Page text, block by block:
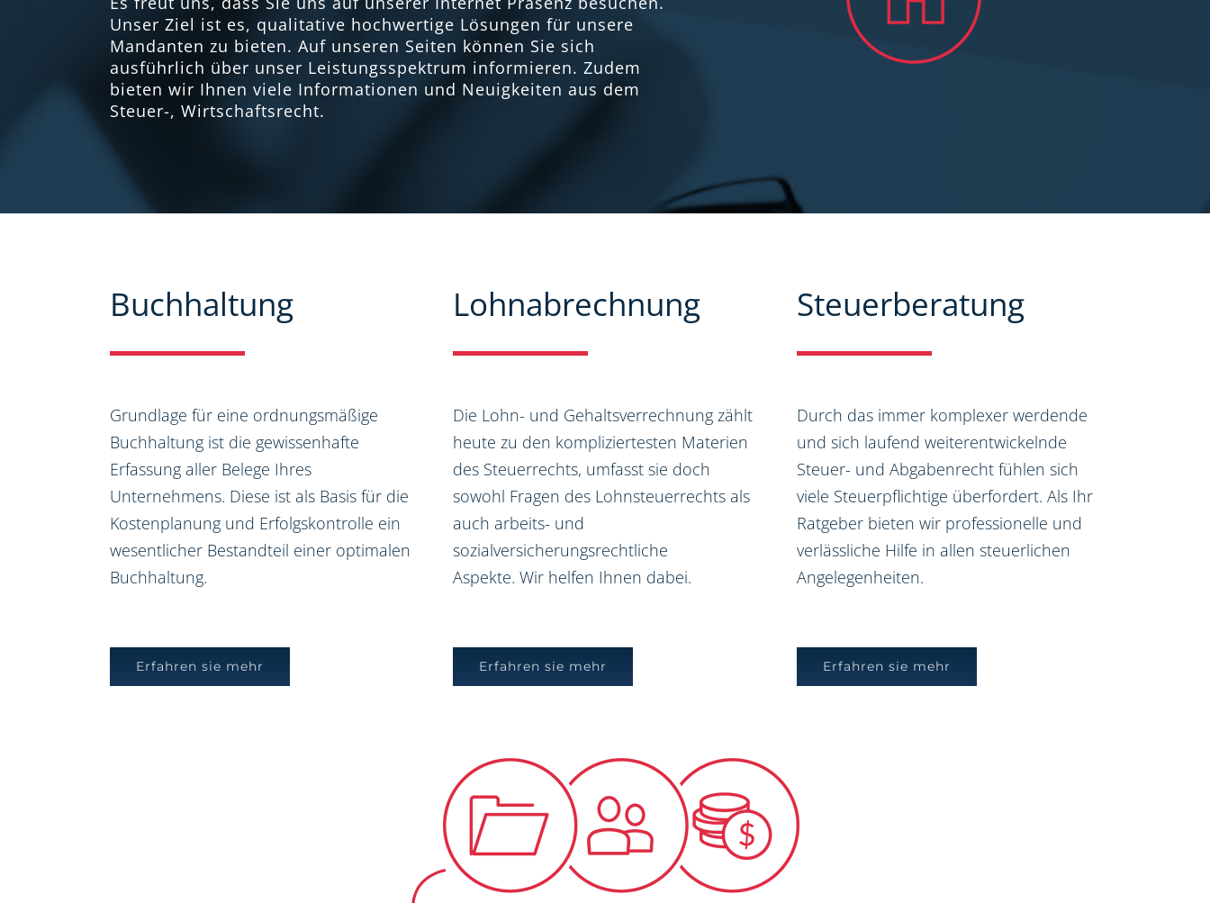
Unser Ziel ist es, qualitative hochwertige Lösungen für unsere
Mandanten zu bieten. Auf unseren Seiten können Sie sich
ausführlich über unser Leistungsspektrum informieren. Zudem
bieten wir Ihnen viele Informationen und Neuigkeiten aus dem
Steuer-, Wirtschaftsrecht.
Buchhaltung
Grundlage für eine ordnungsmäßige
Buchhaltung ist die gewissenhafte
Erfassung aller Belege Ihres
Unternehmens. Diese ist als Basis für die
Kostenplanung und Erfolgskontrolle ein
wesentlicher Bestandteil einer optimalen
Buchhaltung.
Erfahren sie mehr
Lohnabrechnung
Die Lohn- und Gehaltsverrechnung zählt
heute zu den kompliziertesten Materien
des Steuerrechts, umfasst sie doch
sowohl Fragen des Lohnsteuerrechts als
auch arbeits- und
sozialversicherungsrechtliche
Aspekte. Wir helfen Ihnen dabei.
Erfahren sie mehr
Steuerberatung
Durch das immer komplexer werdende
und sich laufend weiterentwickelnde
Steuer- und Abgabenrecht fühlen sich
viele Steuerpflichtige überfordert. Als Ihr
Ratgeber bieten wir professionelle und
verlässliche Hilfe in allen steuerlichen
Angelegenheiten.
Erfahren sie mehr